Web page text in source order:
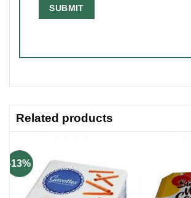
Related products
-13%